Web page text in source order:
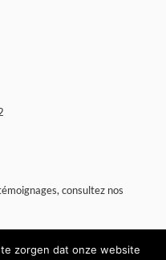
consultez nos
zorgen dat onze website